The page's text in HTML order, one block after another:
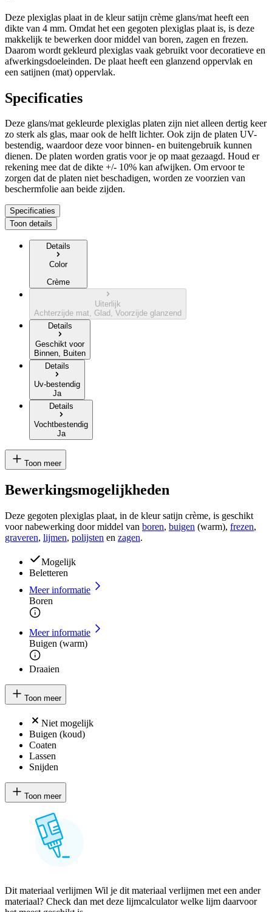
Deze plexiglas plaat in de kleur satijn crème glans/mat heeft een
dikte van 4 mm. Omdat het een gegoten plexiglas plaat is, is deze
makkelijk te bewerken door middel van boren, zagen en frezen.
Daarom wordt gekleurd plexiglas vaak gebruikt voor decoratieve en
afwerkingsdoeleinden. De plaat heeft een glanzend oppervlak en
een satijnen (mat) oppervlak.
Specificaties
Deze glans/mat gekleurde plexiglas platen zijn niet alleen dertig keer
zo sterk als glas, maar ook de helft lichter. Ook zijn de platen UV-
bestendig, waardoor deze voor binnen- en buitengebruik kunnen
dienen. De platen worden gratis voor je op maat gezaagd. Houd er
rekening mee dat de dikte +/- 10% kan afwijken. Om ervoor te
zorgen dat de platen niet beschadigen, worden ze voorzien van
beschermfolie aan beide zijden.
Specificaties
Toon details
Details
Color
Crème
Uiterlijk
Achterzijde mat, Glad, Voorzijde glanzend
Details
Geschikt voor
Binnen, Buiten
Details
Uv-bestendig
Ja
Details
Vochtbestendig
Ja
Toon meer
Bewerkingsmogelijkheden
Deze gegoten plexiglas plaat, in de kleur satijn crème, is geschikt
voor nabewerking door middel van boren, buigen (warm), frezen,
graveren, lijmen, polijsten en zagen.
Mogelijk
Beletteren
Meer informatie
Boren
Meer informatie
Buigen (warm)
Draaien
Toon meer
Niet mogelijk
Buigen (koud)
Coaten
Lassen
Snijden
Toon meer
Dit materiaal verlijmen Wil je dit materiaal verlijmen met een ander
materiaal? Check dan met deze lijmcalculator welke lijm daarvoor